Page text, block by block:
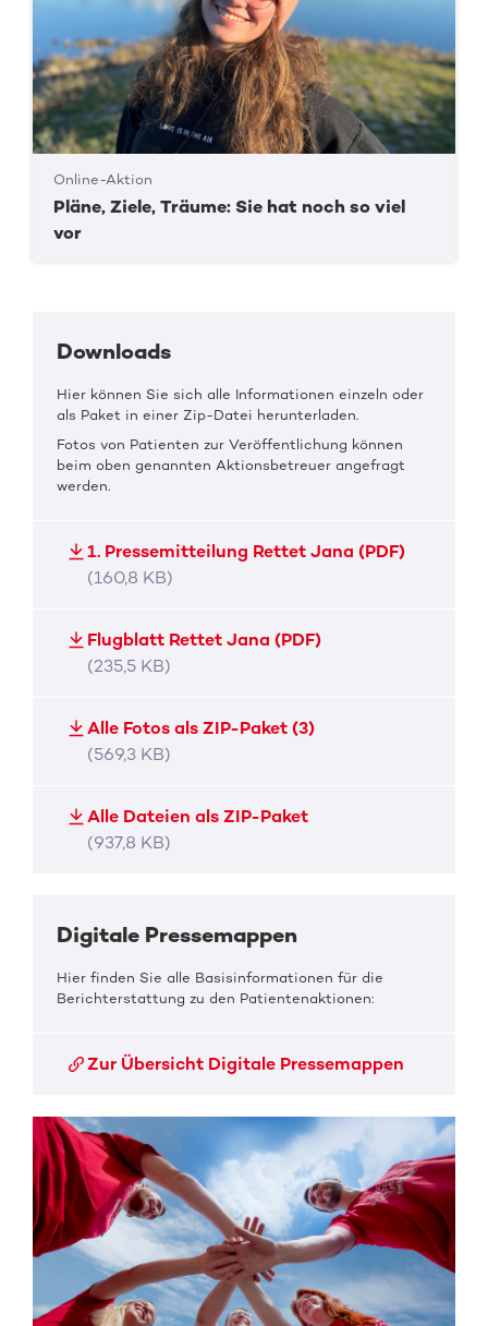
Online-Aktion
Pläne, Ziele, Träume: Sie hat noch so viel
vor
Downloads
Hier können Sie sich alle Informationen einzeln oder
als Paket in einer Zip-Datei herunterladen.
Fotos von Patienten zur Veröffentlichung können
beim oben genannten Aktionsbetreuer angefragt
werden.
1. Pressemitteilung Rettet Jana (PDF)
(160,8 KB)
Flugblatt Rettet Jana (PDF)
(235,5 KB)
Alle Fotos als ZIP-Paket (3)
(569,3 KB)
Alle Dateien als ZIP-Paket
(937,8 KB)
Digitale Pressemappen
Hier finden Sie alle Basisinformationen für die
Berichterstattung zu den Patientenaktionen:
Zur Übersicht Digitale Pressemappen